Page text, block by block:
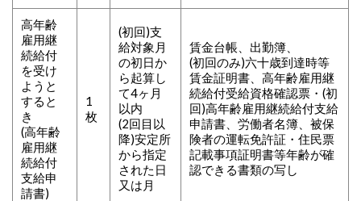
高年齢
雇用継
続給付
を受け
ようと
すると
き
(高年齢
雇用継
続給付
支給申
請書)
1
枚
(初回)支
給対象月
の初日か
ら起算し
て4ヶ月
以内
(2回目以
降)安定所
から指定
された日
又は月
賃金台帳、出勤簿、
(初回のみ)六十歳到達時等
賃金証明書、高年齢雇用継
続給付受給資格確認票・(初
回)高年齢雇用継続給付支給
申請書、労働者名簿、被保
険者の運転免許証・住民票
記載事項証明書等年齢が確
認できる書類の写し